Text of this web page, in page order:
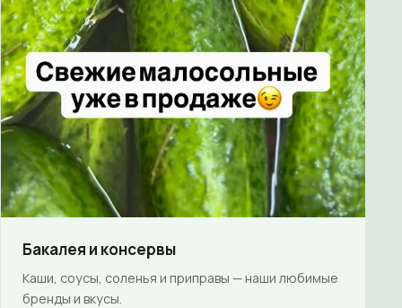
Бакалея и консервы
Каши, соусы, соленья и приправы — наши любимые
бренды и вкусы.